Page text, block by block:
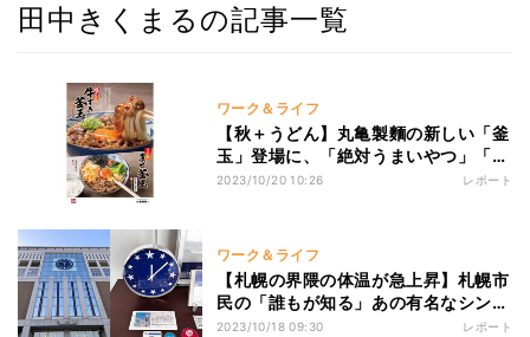
田中きくまるの記事一覧
ワーク＆ライフ
【秋＋うどん】丸亀製麵の新しい「釜
玉」登場に、「絶対うまいやつ」「牛
すきという言葉に弱い」「とても好き
2023/10/20 10:26 レポート
ワーク＆ライフ
【札幌の界隈の体温が急上昇】札幌市
民の「誰もが知る」あの有名なシンボ
ルが買える! SNS上の報告に「胸熱」
2023/10/18 09:30 レポート